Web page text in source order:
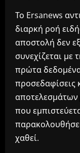
Το Ersanews
διαρκή ροή
αποστολή δεν
συνεχίζεται με
πρώτα
προσεδαφίσεις
που
χαθεί.